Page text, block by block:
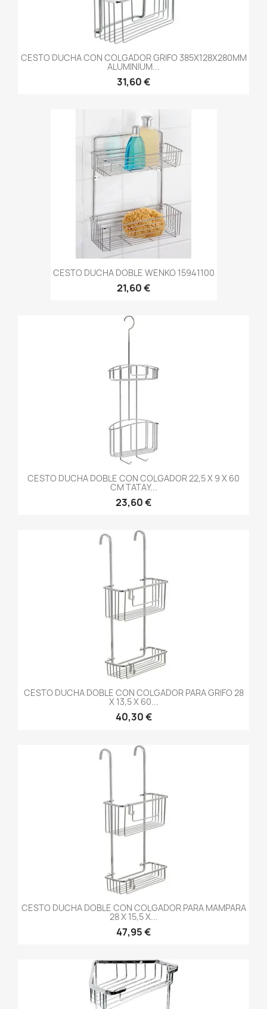
CESTO DUCHA CON COLGADOR GRIFO 385X128X280MM
ALUMINIUM...
31,60 €
CESTO DUCHA DOBLE WENKO 15941100
21,60 €
CESTO DUCHA DOBLE CON COLGADOR 22,5 X 9 X 60
CM TATAY...
23,60 €
CESTO DUCHA DOBLE CON COLGADOR PARA GRIFO 28
X 13,5 X 60...
40,30 €
CESTO DUCHA DOBLE CON COLGADOR PARA MAMPARA
28 X 15,5 X...
47,95 €